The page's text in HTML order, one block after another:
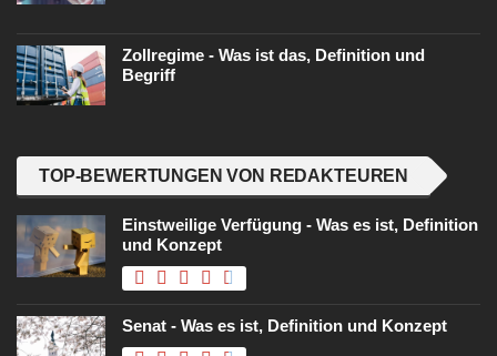
Zollregime - Was ist das, Definition und
Begriff
TOP-BEWERTUNGEN VON REDAKTEUREN
Einstweilige Verfügung - Was es ist, Definition
und Konzept
Senat - Was es ist, Definition und Konzept